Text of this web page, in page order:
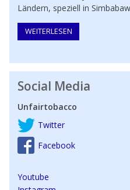
Ländern, speziell in
WEITERLESEN
Social Media
Unfairtobacco
Twitter
Facebook
Youtube